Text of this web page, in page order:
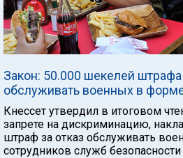
Закон: 50.000 шекелей штрафа
обслуживать военных в
Кнессет утвердил в итоговом
запрете на дискриминацию,
штраф за отказ обслуживать
сотрудников служб